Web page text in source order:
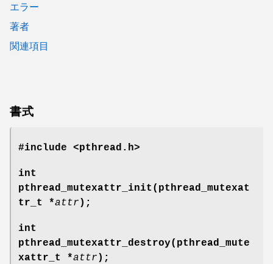
エラー
著者
関連項目
書式
#include <pthread.h>
int
pthread_mutexattr_init(pthread_mutexat
tr_t *attr );
int
pthread_mutexattr_destroy(pthread_mute
xattr_t *attr );